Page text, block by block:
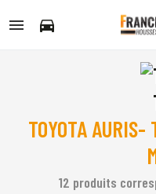
directions_car
TOYOTA AURIS-
12 produits